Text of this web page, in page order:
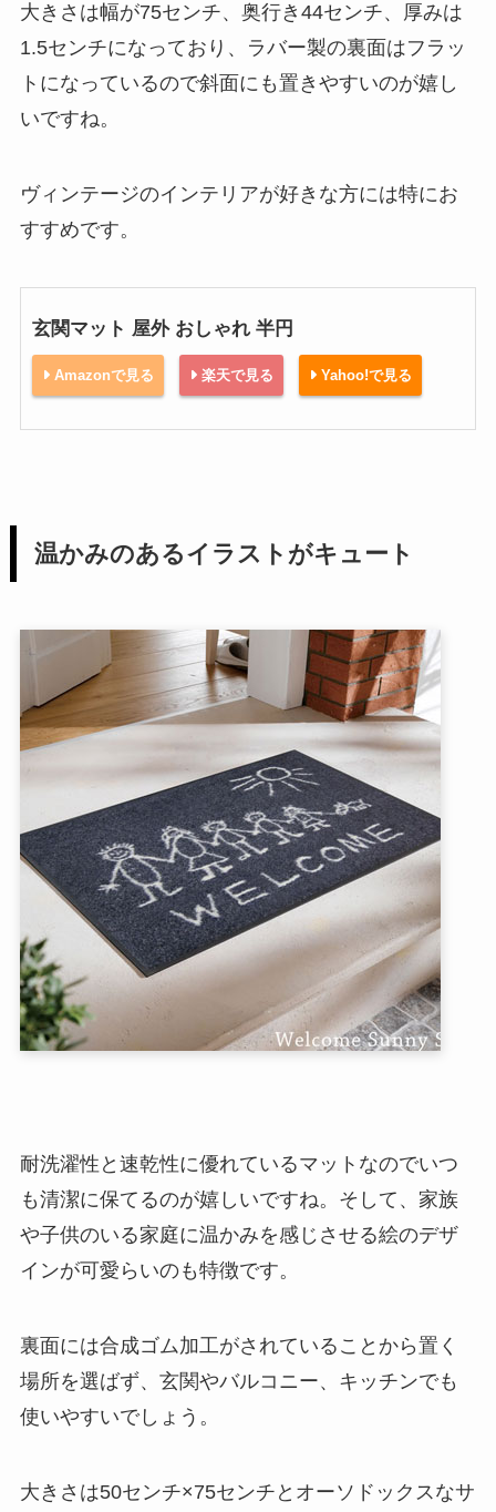
大きさは幅が75センチ、奥行き44センチ、厚みは
1.5センチになっており、ラバー製の裏面はフラッ
トになっているので斜面にも置きやすいのが嬉し
いですね。
ヴィンテージのインテリアが好きな方には特にお
すすめです。
玄関マット 屋外 おしゃれ 半円
Amazonで見る 楽天で見る Yahoo!で見る
温かみのあるイラストがキュート
耐洗濯性と速乾性に優れているマットなのでいつ
も清潔に保てるのが嬉しいですね。そして、家族
や子供のいる家庭に温かみを感じさせる絵のデザ
インが可愛らいのも特徴です。
裏面には合成ゴム加工がされていることから置く
場所を選ばず、玄関やバルコニー、キッチンでも
使いやすいでしょう。
大きさは50センチ×75センチとオーソドックスなサ